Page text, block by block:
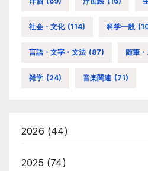
社会・文化 (114) 科学一般
言語・文字・文法 (87) 随筆
雑学 (24) 音楽関連 (71)
2026 (44)
2025 (74)